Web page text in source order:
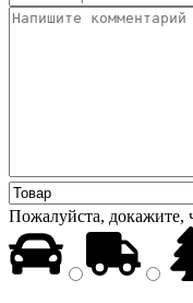
Пожалуйста, докажите,